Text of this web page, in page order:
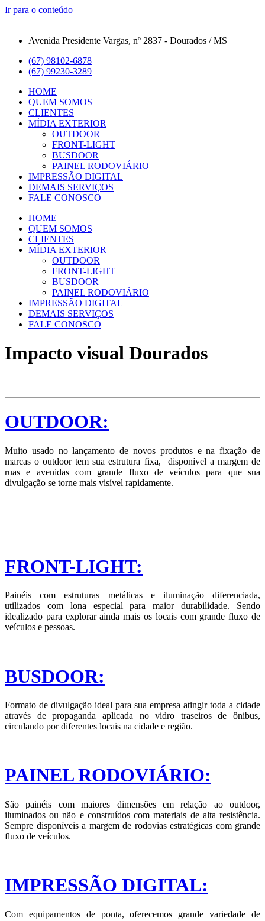
Ir para o conteúdo
Avenida Presidente Vargas, nº 2837 - Dourados / MS
(67) 98102-6878
(67) 99230-3289
HOME
QUEM SOMOS
CLIENTES
MÍDIA EXTERIOR
OUTDOOR
FRONT-LIGHT
BUSDOOR
PAINEL RODOVIÁRIO
IMPRESSÃO DIGITAL
DEMAIS SERVIÇOS
FALE CONOSCO
HOME
QUEM SOMOS
CLIENTES
MÍDIA EXTERIOR
OUTDOOR
FRONT-LIGHT
BUSDOOR
PAINEL RODOVIÁRIO
IMPRESSÃO DIGITAL
DEMAIS SERVIÇOS
FALE CONOSCO
Impacto visual Dourados
OUTDOOR:
Muito usado no lançamento de novos produtos e na fixação de
marcas o outdoor tem sua estrutura fixa, disponível a margem de
ruas e avenidas com grande fluxo de veículos para que sua
divulgação se torne mais visível rapidamente.
FRONT-LIGHT:
Painéis com estruturas metálicas e iluminação diferenciada,
utilizados com lona especial para maior durabilidade. Sendo
idealizado para explorar ainda mais os locais com grande fluxo de
veículos e pessoas.
BUSDOOR:
Formato de divulgação ideal para sua empresa atingir toda a cidade
através de propaganda aplicada no vidro traseiros de ônibus,
circulando por diferentes locais na cidade e região.
PAINEL RODOVIÁRIO:
São painéis com maiores dimensões em relação ao outdoor,
iluminados ou não e construídos com materiais de alta resistência.
Sempre disponíveis a margem de rodovias estratégicas com grande
fluxo de veículos.
IMPRESSÃO DIGITAL:
Com equipamentos de ponta, oferecemos grande variedade de